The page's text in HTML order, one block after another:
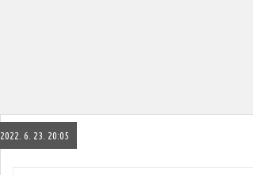
2022. 6. 23. 20:05